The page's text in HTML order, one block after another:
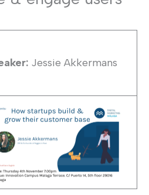
Jessie Akkermans